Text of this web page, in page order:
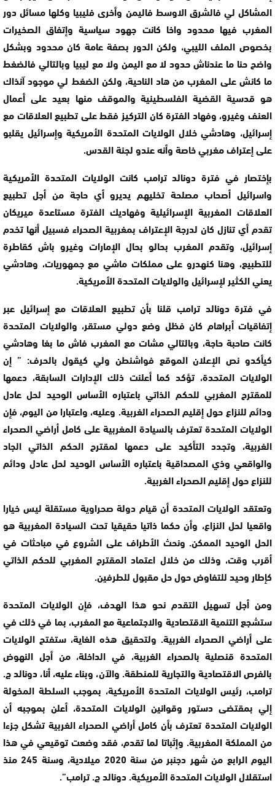
المشاكل لي فالشرق الاوسط فاليمن وأخرى فليبيا وكلها مسائل دور
المغرب فيها محدود واخا كانت جهود سياسية وإتفاق الصخيرات
بخصوص الملف الليبي، ولكن الدور بصفة عامة كان محدود وبشكل
واضح حنا ما عندناش حدود لا مع اليمن ولا مع ليبيا وبالتالي فالضغط
ما كانش على المغرب من هاد الناحية، ولكن الضغط لي موجود آنذاك
هو قدسية القضية الفلسطينية والموقف منها بعيد على أعمال
العنف وغيرو، وفهاد الفترة كان التركيز فقط على تطبيع العلاقات مع
إسرائيل، وهادشي خلال الولايات المتحدة الأمريكية وإسرائيل يقلبو
على إعتراف مغربي خاصة وأنه عندو لجنة القدس.
بإختصار في فترة دونالد ترامب كانت الولايات المتحدة الأمريكية
واسرائيل أصحاب مصلحة تخليهم يديرو أي حاجة من أجل تطبيع
العلاقات المغربية الإسرائيلية وفهاديك الفترة مستاعدة ميريكان
تقدم أي تنازل كان لدرجة الإعتراف بمغربية الصحراء فسبيل أنها تخدم
إسرائيل، وتقدم المغرب بحالو بحال الإمارات وغيرو باش كقاطرة
للتطبيع، وهنا كنهدرو على مملكات ماشي مع جمهوريات، وهادشي
يعني الكثير لإسرائيل والولايات المتحدة الأمريكية.
في فترة دونالد ترامب قلنا بأن تطبيع العلاقات مع إسرائيل عبر
إتفاقيات أبراهام كان فظل وضع دولي مستقر، والولايات المتحدة
كانت صاحبة حاجة، وبالتالي مشات مع المغرب فاش ما بغا وهادشي
كيأكدو نص الإعلان الموقع فواشنطن ولي كيقول بالحرف: ” إن
الولايات المتحدة، تؤكد كما أعلنت ذلك الإدارات السابقة، دعمها
للمقترح المغربي للحكم الذاتي باعتباره الأساس الوحيد لحل عادل
ودائم للنزاع حول إقليم الصحراء الغربية. وعليه، واعتبارا من اليوم، فإن
الولايات المتحدة تعترف بالسيادة المغربية على كامل أراضي الصحراء
الغربية، وتجدد التأكيد على دعمها لمقترح الحكم الذاتي الجاد
والواقعي وذي المصداقية باعتباره الأساس الوحيد لحل عادل ودائم
للنزاع حول إقليم الصحراء الغربية.
وتعتقد الولايات المتحدة أن قيام دولة صحراوية مستقلة ليس خيارا
واقعيا لحل النزاع، وأن حكما ذاتيا حقيقيا تحت السيادة المغربية هو
الحل الوحيد الممكن. ونحث الأطراف على الشروع في مباحثات في
أقرب وقت، وذلك من خلال اعتماد المقترح المغربي للحكم الذاتي
كإطار وحيد للتفاوض حول حل مقبول للطرفين.
ومن أجل تسهيل التقدم نحو هذا الهدف، فإن الولايات المتحدة
ستشجع التنمية الاقتصادية والاجتماعية مع المغرب، بما في ذلك في
على أراضي الصحراء الغربية. ولتحقيق هذه الغاية، ستفتح الولايات
المتحدة قنصلية بالصحراء الغربية، في الداخلة، من أجل النهوض
بالفرص الاقتصادية والتجارية للمنطقة. والآن، وبناء عليه، أنا، دونالد ج.
ترامب، رئيس الولايات المتحدة الأمريكية، بموجب السلطة المخولة
إلي بمقتضى دستور وقوانين الولايات المتحدة، أعلن بموجبه أن
الولايات المتحدة تعترف بأن كامل أراضي الصحراء الغربية تشكل جزءا
من المملكة المغربية. وإثباتا لما تقدم، فقد وضعت توقيعي في هذا
اليوم الرابع من شهر دجنبر من سنة 2020 ميلادية، وسنة 245 منذ
استقلال الولايات المتحدة الأمريكية. دونالد ج. ترامب”.